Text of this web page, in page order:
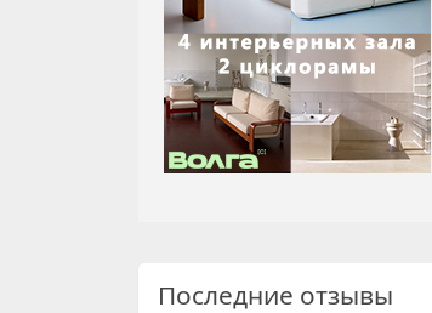
Последние отзывы